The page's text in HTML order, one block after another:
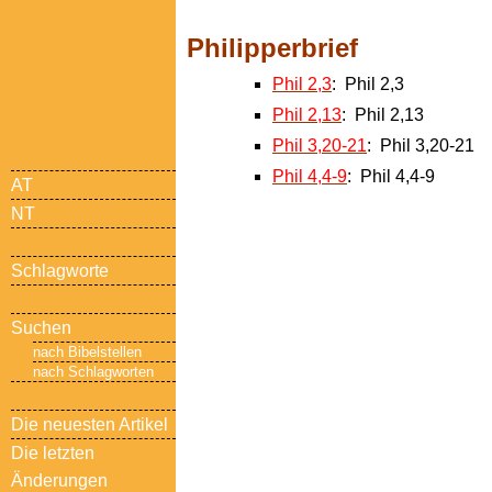
Philipperbrief
Phil 2,3: Phil 2,3
Phil 2,13: Phil 2,13
Phil 3,20-21: Phil 3,20-21
Phil 4,4-9: Phil 4,4-9
AT
NT
Schlagworte
Suchen
nach Bibelstellen
nach Schlagworten
Die neuesten Artikel
Die letzten
Änderungen